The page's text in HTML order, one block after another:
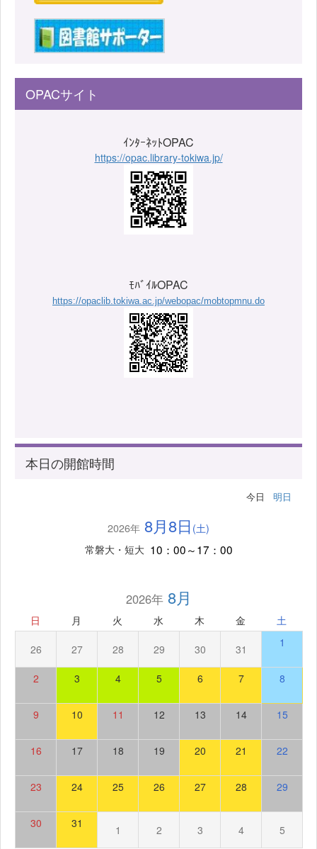
OPACサイト
ｲﾝﾀｰﾈｯﾄOPAC
https://opac.library-tokiwa.jp/
ﾓﾊﾞｲﾙOPAC
https://opaclib.tokiwa.ac.jp/webopac/mobtopmnu.do
本日の開館時間
今日 明日
2026年 8月8日 (土)
常磐大・短大 10：00～17：00
2026年8月
日 月 火 水 木 金 土
26 27 28 29 30 31 1
2 3 4 5 6 7 8
9 10 11 12 13 14 15
16 17 18 19 20 21 22
23 24 25 26 27 28 29
30 31 1 2 3 4 5